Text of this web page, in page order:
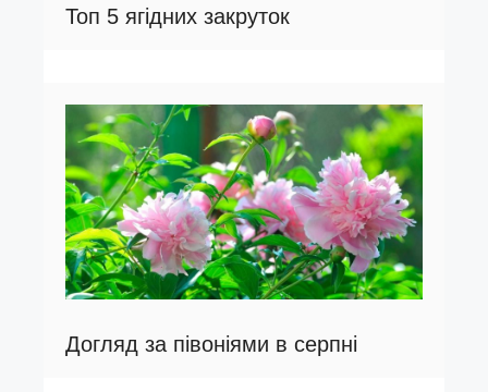
Топ 5 ягідних закруток
Догляд за півоніями в серпні